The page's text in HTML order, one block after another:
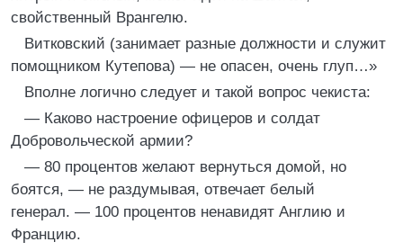
свойственный Врангелю.
Витковский (занимает разные должности и служит
помощником Кутепова) — не опасен, очень глуп…»
Вполне логично следует и такой вопрос чекиста:
— Каково настроение офицеров и солдат
Добровольческой армии?
— 80 процентов желают вернуться домой, но
боятся, — не раздумывая, отвечает белый
генерал. — 100 процентов ненавидят Англию и
Францию.